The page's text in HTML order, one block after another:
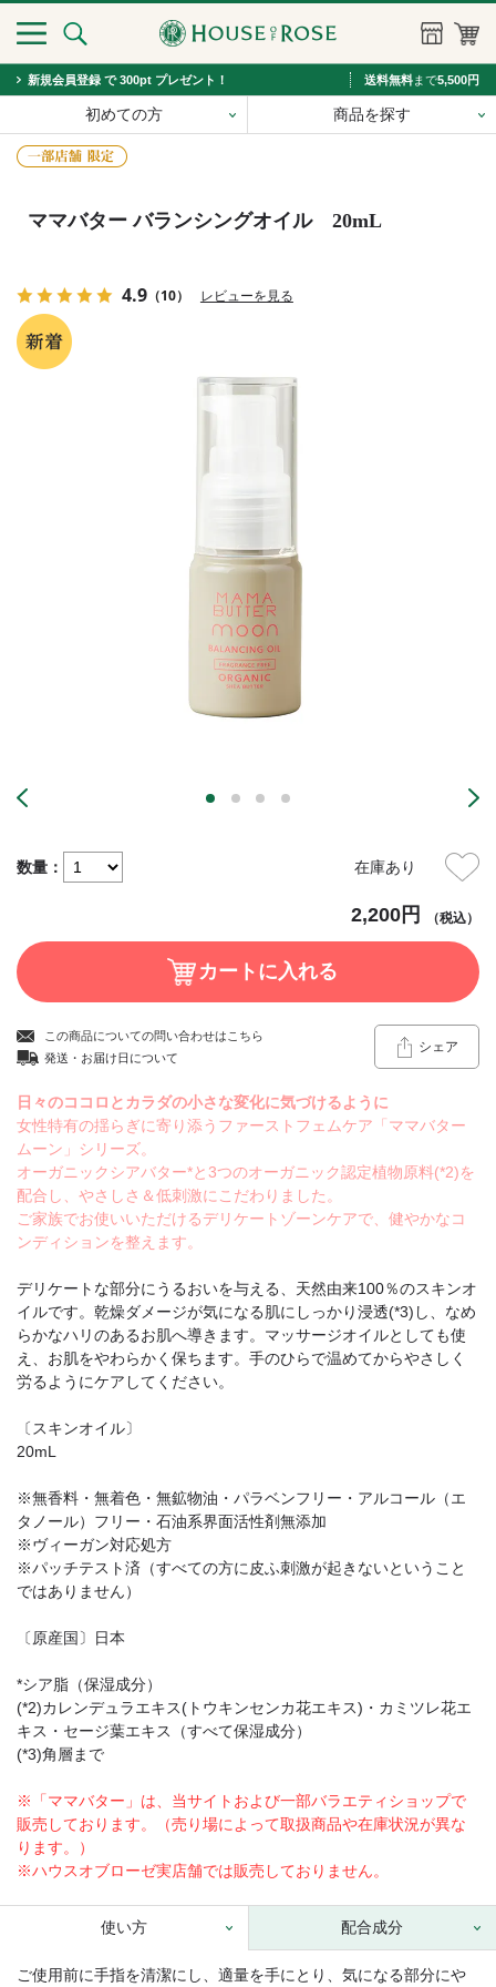
新規会員登録 で 300pt プレゼント！ 送料無料まで5,500円
初めての方 商品を探す
ママバター バランシングオイル 20mL
4.9（10） レビューを見る
2,200円 （税込）
数量： 在庫あり
この商品についての問い合わせはこちら
発送・お届け日について
シェア
日々のココロとカラダの小さな変化に気づけるように
女性特有の揺らぎに寄り添うファーストフェムケア「ママバター
ムーン」シリーズ。
オーガニックシアバター*と3つのオーガニック認定植物原料(*2)を
配合し、やさしさ＆低刺激にこだわりました。
ご家族でお使いいただけるデリケートゾーンケアで、健やかなコ
ンディションを整えます。
デリケートな部分にうるおいを与える、天然由来100％のスキンオ
イルです。乾燥ダメージが気になる肌にしっかり浸透(*3)し、なめ
らかなハリのあるお肌へ導きます。マッサージオイルとしても使
え、お肌をやわらかく保ちます。手のひらで温めてからやさしく
労るようにケアしてください。
〔スキンオイル〕
20mL
※無香料・無着色・無鉱物油・パラベンフリー・アルコール（エ
タノール）フリー・石油系界面活性剤無添加
※ヴィーガン対応処方
※パッチテスト済（すべての方に皮ふ刺激が起きないということ
ではありません）
〔原産国〕日本
*シア脂（保湿成分）
(*2)カレンデュラエキス(トウキンセンカ花エキス)・カミツレ花エ
キス・セージ葉エキス（すべて保湿成分）
(*3)角層まで
※「ママバター」は、当サイトおよび一部バラエティショップで
販売しております。（売り場によって取扱商品や在庫状況が異な
ります。）
※ハウスオブローゼ実店舗では販売しておりません。
使い方 配合成分
ご使用前に手指を清潔にし、適量を手にとり、気になる部分にや